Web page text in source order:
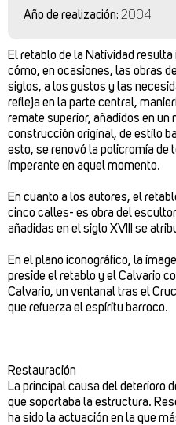
Año de realización: 2004
El retablo de la Natividad
cómo, en ocasiones, las obras
siglos, a los gustos y las
refleja en la parte central,
remate superior, añadidos en un
construcción original, de estilo
esto, se renovó la policromía de
imperante en aquel momento.
En cuanto a los autores, el
cinco calles- es obra del
añadidas en el siglo XVIII se
En el plano iconográfico, la
preside el retablo y el Calvario
Calvario, un ventanal tras el
que refuerza el espíritu barroco.
Restauración
La principal causa del deterioro
que soportaba la estructura.
ha sido la actuación en la que